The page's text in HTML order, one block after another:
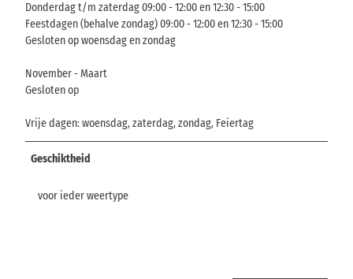
Donderdag t/m zaterdag 09:00 - 12:00 en 12:30 - 15:00
Feestdagen (behalve zondag) 09:00 - 12:00 en 12:30 - 15:00
Gesloten op woensdag en zondag
November - Maart
Gesloten op
Vrije dagen: woensdag, zaterdag, zondag, Feiertag
Geschiktheid
voor ieder weertype